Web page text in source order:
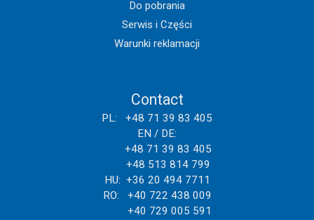
Do pobrania
Serwis i Części
Warunki reklamacji
Contact
PL: +48 71 39 83 405
EN / DE:
+48 71 39 83 405
+48 513 814 799
HU: +36 20 494 7711
RO: +40 722 438 009
+40 729 005 591